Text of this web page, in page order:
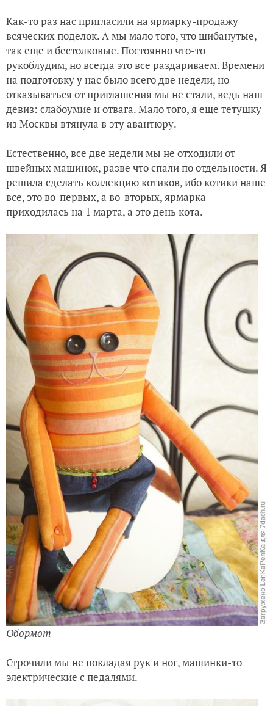
Как-то раз нас пригласили на ярмарку-продажу
всяческих поделок. А мы мало того, что шибанутые,
так еще и бестолковые. Постоянно что-то
рукоблудим, но всегда это все раздариваем. Времени
на подготовку у нас было всего две недели, но
отказываться от приглашения мы не стали, ведь наш
девиз: слабоумие и отвага. Мало того, я еще тетушку
из Москвы втянула в эту авантюру.
Естественно, все две недели мы не отходили от
швейных машинок, разве что спали по отдельности. Я
решила сделать коллекцию котиков, ибо котики наше
все, это во-первых, а во-вторых, ярмарка
приходилась на 1 марта, а это день кота.
Обормот
Строчили мы не покладая рук и ног, машинки-то
электрические с педалями.